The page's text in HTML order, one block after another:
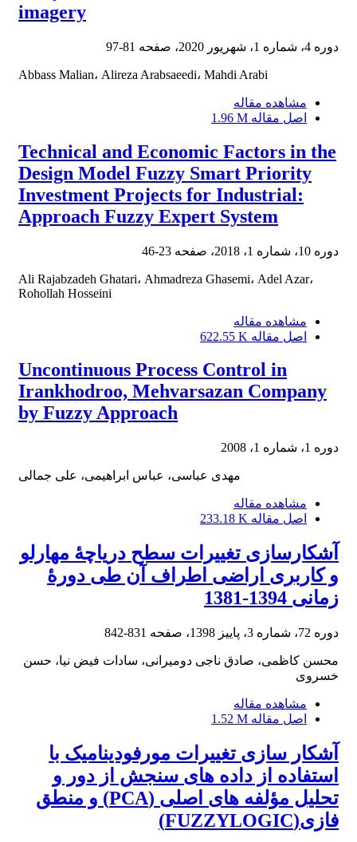
imagery
دوره 4، شماره 1، شهریور 2020، صفحه 81-97
Abbass Malian، Alireza Arabsaeedi، Mahdi Arabi
مشاهده مقاله
اصل مقاله 1.96 M
Technical and Economic Factors in the
Design Model Fuzzy Smart Priority
Investment Projects for Industrial:
Approach Fuzzy Expert System
دوره 10، شماره 1، 2018، صفحه 23-46
Ali Rajabzadeh Ghatari، Ahmadreza Ghasemi، Adel Azar،
Rohollah Hosseini
مشاهده مقاله
اصل مقاله 622.55 K
Uncontinuous Process Control in
Irankhodroo, Mehvarsazan Company
by Fuzzy Approach
دوره 1، شماره 1، 2008
مهدی عباسی، عباس ابراهیمی، علی جمالی
مشاهده مقاله
اصل مقاله 233.18 K
آشکارسازی تغییرات سطح دریاچۀ مهارلو
و کاربری اراضی اطراف آن طی دورۀ
زمانی 1394-1381
دوره 72، شماره 3، پاییز 1398، صفحه 831-842
محسن کاظمی، صادق ناجی دومیرانی، سادات فیض نیا، حسن
خسروی
مشاهده مقاله
اصل مقاله 1.52 M
آشکار سازی تغییرات مورفودینامیک با
استفاده از داده های سنجش از دور و
تحلیل مؤلفه های اصلی (PCA) و منطق
فازی(FUZZY­LOGIC)